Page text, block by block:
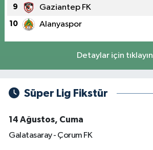
9 Gaziantep FK
10 Alanyaspor
Detaylar için tıklayın
Süper Lig Fikstür
14 Ağustos, Cuma
Galatasaray - Çorum FK